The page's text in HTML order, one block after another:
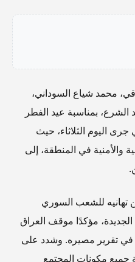
محمد شياع السوداني،
الشرع، بمناسبة عيد الفطر
اليوم الثلاثاء، حيث
والأمنية في المنطقة، إلى
تهانيه للشعب السوري
مؤكدًا موقف العراق
في تقرير مصيره. وشدد على
جميع مكونات المجتمع